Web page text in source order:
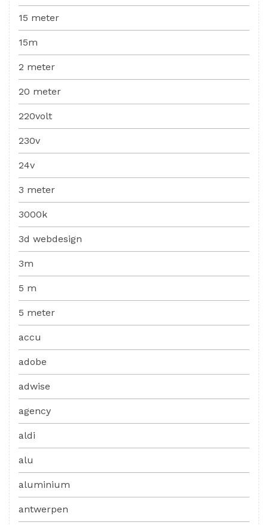
15 meter
15m
2 meter
20 meter
220volt
230v
24v
3 meter
3000k
3d webdesign
3m
5 m
5 meter
accu
adobe
adwise
agency
aldi
alu
aluminium
antwerpen